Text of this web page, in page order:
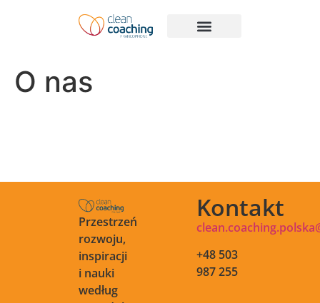
O nas
Przestrzeń
rozwoju,
inspiracji
i nauki
według
Kontakt
+48 503
987 255